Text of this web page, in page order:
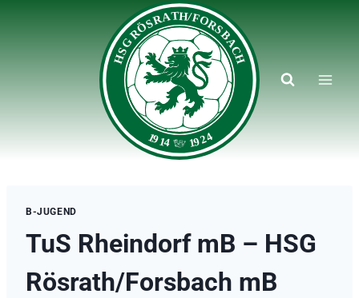
B-JUGEND
TuS Rheindorf mB – HSG
Rösrath/Forsbach mB